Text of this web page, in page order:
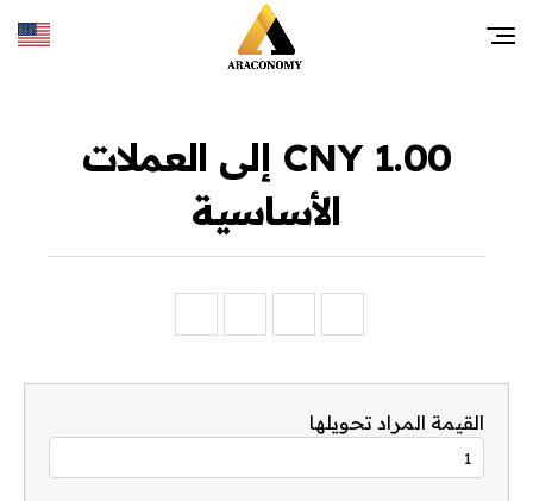
1.00 CNY إلى العملات
الأساسية
القيمة المراد تحويلها